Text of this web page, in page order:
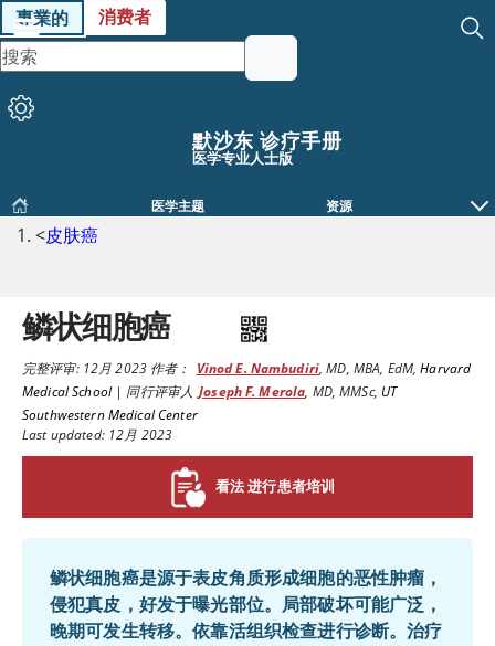
專業的 消费者
默沙东 诊疗手册
医学专业人士版
医学主题 资源
<皮肤癌
鳞状细胞癌
完整评审:12月 2023作者： Vinod E. Nambudiri,MD, MBA, EdM,Harvard
Medical School| 同行评审人 Joseph F. Merola, MD, MMSc, UT
Southwestern Medical Center
Last updated: 12月 2023
看法 进行患者培训
鳞状细胞癌是源于表皮角质形成细胞的恶性肿瘤，
侵犯真皮，好发于曝光部位。局部破坏可能广泛，
晚期可发生转移。依靠活组织检查进行诊断。治疗